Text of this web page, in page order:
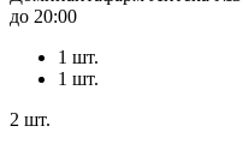
до 20:00
1 шт.
1 шт.
2 шт.